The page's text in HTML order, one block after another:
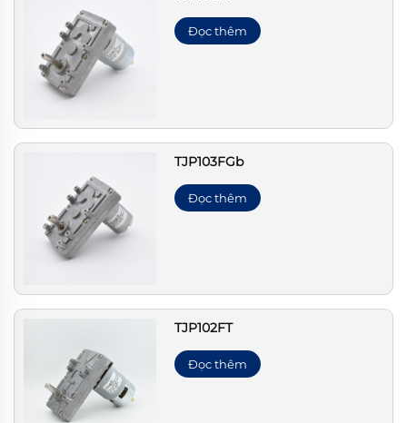
Đọc thêm
TJP103FGb
Đọc thêm
TJP102FT
Đọc thêm